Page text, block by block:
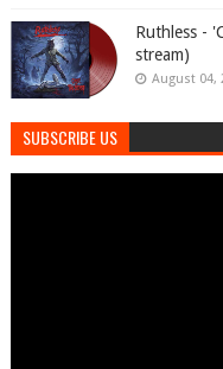
Ruthless -
stream)
August 04,
SUBSCRIBE US